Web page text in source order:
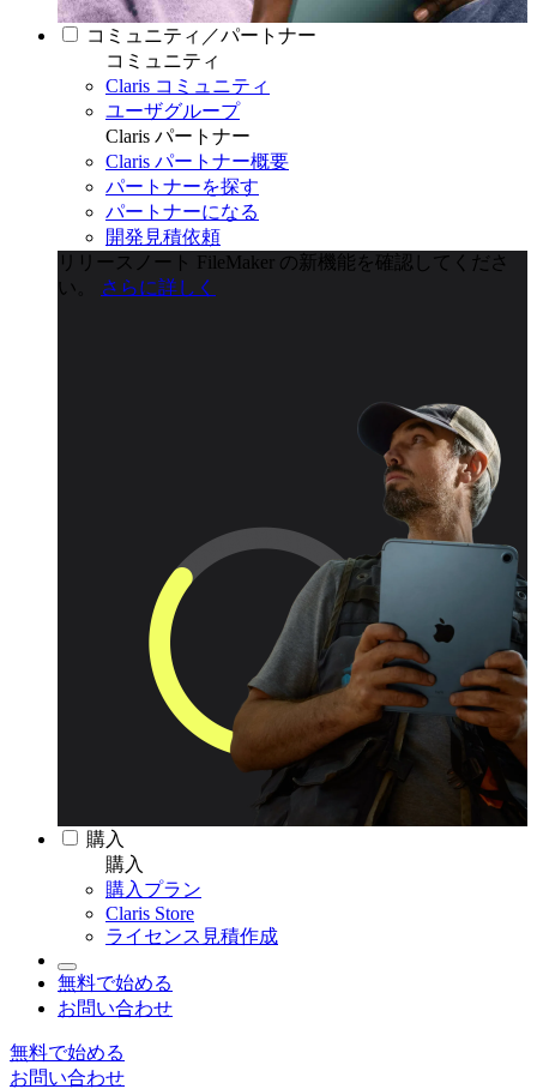
コミュニティ／パートナー
コミュニティ
Claris コミュニティ
ユーザグループ
Claris パートナー
Claris パートナー概要
パートナーを探す
パートナーになる
開発見積依頼
リリースノート
FileMaker の新機能を確認してくださ
い。
さらに詳しく
購入
購入
購入プラン
Claris Store
ライセンス見積作成
無料で始める
お問い合わせ
無料で始める
お問い合わせ